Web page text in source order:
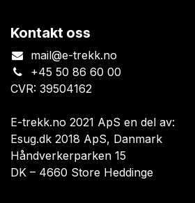
Kontakt oss
mail@e-trekk.no
+45 50 86 60 00
CVR: 39504162
E-trekk.no 2021 ApS en del av:
Esug.dk 2018 ApS, Danmark
Håndverkerparken 15
DK – 4660 Store Heddinge